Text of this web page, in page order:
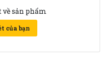
về sản phẩm
của bạn